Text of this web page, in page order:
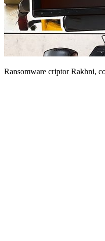
Ransomware criptor Rakhni,